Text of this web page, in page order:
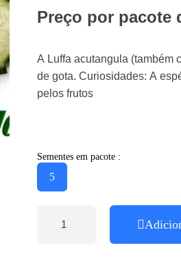
Preço por pacote
A Luffa acutangula (também
de gota. Curiosidades: A
pelos frutos
Sementes em pacote :
5